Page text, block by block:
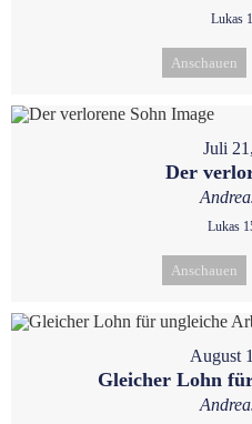
Lukas
Anschauen
Juli
Der
Lukas
Anschauen
August
Gleicher Lohn